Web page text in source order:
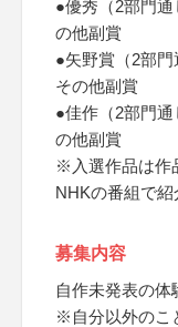
●優秀（2部門
の他副賞
●矢野賞（2部
その他副賞
●佳作（2部門
の他副賞
※入選作品は作
NHKの番組で紹
募集内容
自作未発表の体
※自分以外のこ